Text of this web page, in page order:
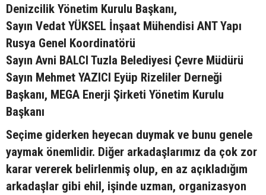
Denizcilik Yönetim Kurulu Başkanı,
Sayın Vedat YÜKSEL İnşaat Mühendisi ANT Yapı
Rusya Genel Koordinatörü
Sayın Avni BALCI Tuzla Belediyesi Çevre Müdürü
Sayın Mehmet YAZICI Eyüp Rizeliler Derneği
Başkanı, MEGA Enerji Şirketi Yönetim Kurulu
Başkanı
Seçime giderken heyecan duymak ve bunu genele
yaymak önemlidir. Diğer arkadaşlarımız da çok zor
karar vererek belirlenmiş olup, en az açıkladığım
arkadaşlar gibi ehil, işinde uzman, organizasyon